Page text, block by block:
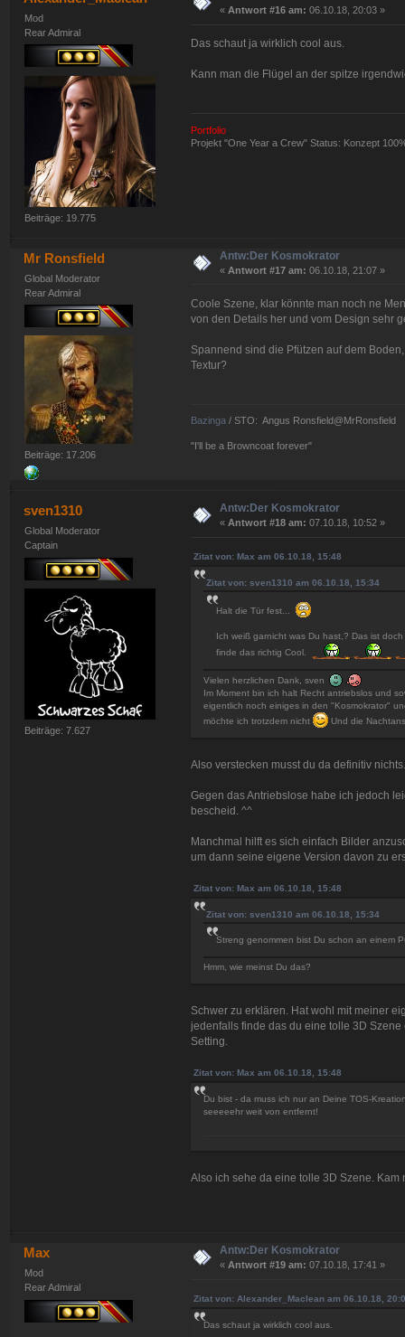
Mod
Rear Admiral
Beiträge: 19.775
« Antwort #16 am: 06.10.18, 20:03 »
Das schaut ja wirklich cool aus.
Kann man die Flügel an der spitze
Portfolio
Projekt "One Year a Crew" Status: Konzept
Mr Ronsfield
Global Moderator
Rear Admiral
Beiträge: 17.206
Antw:Der Kosmokrator
« Antwort #17 am: 06.10.18, 21:07 »
Coole Szene, klar könnte man noch ne
von den Details her und vom Design sehr
Spannend sind die Pfützen auf dem
Textur?
Bazinga/ STO: Angus Ronsfield@MrRonsfield
"I'll be a Browncoat forever"
sven1310
Global Moderator
Captain
Beiträge: 7.627
Antw:Der Kosmokrator
« Antwort #18 am: 07.10.18, 10:52 »
Zitat von: Max am 06.10.18, 15:48
Zitat von: sven1310 am 06.10.18, 15:34
Halt die Tür fest...
Ich weiß garnicht was Du hast,? Das ist
finde das richtig Cool.
Vielen herzlichen Dank, sven
Im Moment bin ich halt Recht antriebslos und
eigentlich noch einiges in den "Kosmokrator"
möchte ich trotzdem nicht
Und die
Also verstecken musst du da definitiv
Gegen das Antriebslose habe ich jedoch
bescheid. ^^
Manchmal hilft es sich einfach Bilder
um dann seine eigene Version davon zu
Zitat von: Max am 06.10.18, 15:48
Zitat von: sven1310 am 06.10.18, 15:34
Streng genommen bist Du schon an einem
Hmm, wie meinst Du das?
Schwer zu erklären. Hat wohl mit meiner
jedenfalls finde das du eine tolle 3D
Setting.
Zitat von: Max am 06.10.18, 15:48
Du bist - da muss ich nur an Deine TOS-
seeeeehr weit von entfernt!
Also ich sehe da eine tolle 3D Szene.
Max
Mod
Rear Admiral
Antw:Der Kosmokrator
«Antwort #19 am: 07.10.18, 17:41 »
Zitat von: Alexander_Maclean am 06.10.18,
Das schaut ja wirklich cool aus.